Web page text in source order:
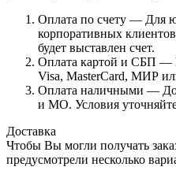
Оплата по счету — Для
корпоративных
будет выставлен счет.
Оплата картой и СБП —
Visa, MasterCard, МИР
Оплата наличными —
и МО. Условия
Доставка
Чтобы Вы могли получать
предусмотрели несколько